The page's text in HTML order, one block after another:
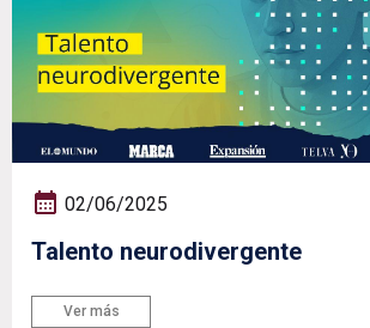
02/06/2025
Talento neurodivergente
Ver más